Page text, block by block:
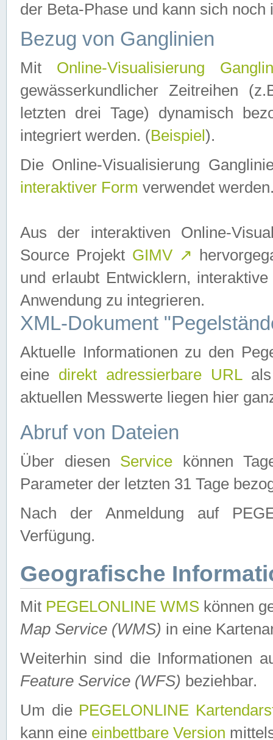
der Beta-Phase und kann sich noch
Bezug von Ganglinien
Mit Online-Visualisierung
gewässerkundlicher Zeitreihen
letzten drei Tage) dynamisch
integriert werden. (Beispiel ).
Die Online-Visualisierung
interaktiver Form verwendet
Aus der interaktiven Online-
Source Projekt GIMV ↗
und erlaubt Entwicklern,
Anwendung zu integrieren.
XML-Dokument
Aktuelle Informationen zu den
eine direkt adressierbare URLals
aktuellen Messwerte liegen hier
Abruf von Dateien
Über diesen Service können
Parameter der letzten 31 Tage
Nach der Anmeldung auf
Verfügung.
Geografische
Mit PEGELONLINE WMS können
Map Service (WMS) in eine
Weiterhin sind die Informationen
Feature Service (WFS) beziehbar.
Um die PEGELONLINE
kann eine einbettbare Version